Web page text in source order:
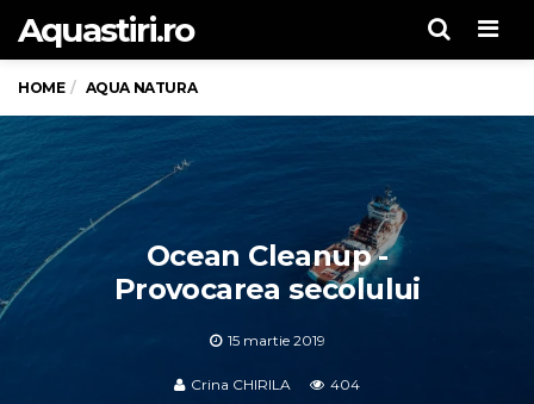
Aquastiri.ro
HOME AQUA NATURA
Ocean Cleanup -
Provocarea secolului
15 martie 2019
Crina CHIRILA 404